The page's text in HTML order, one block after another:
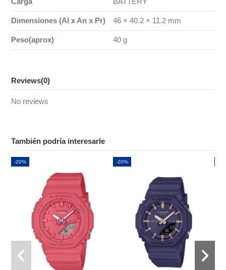
Dimensiones (Al x An x Pr) 46 × 40.2 × 11.2 mm
Peso(aprox) 40 g
Reviews(0)
No reviews
También podría interesarle
-20% -20%